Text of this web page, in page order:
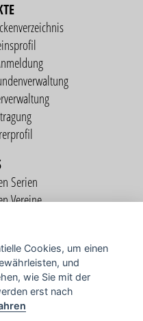
Serien
Vereine
Cookies, um einen
und
wie Sie mit der
erst nach